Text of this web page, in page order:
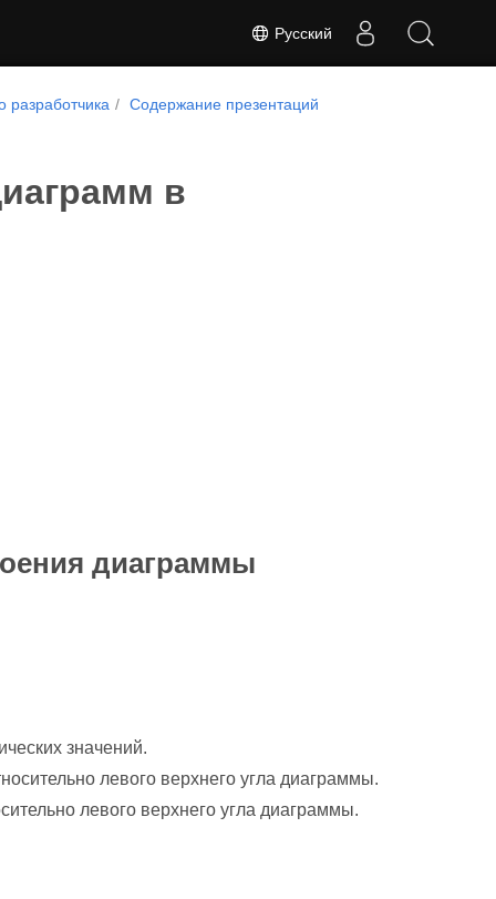
Русский
разработчика Содержание презентаций
в
диаграммы
значений.
левого верхнего угла диаграммы.
левого верхнего угла диаграммы.